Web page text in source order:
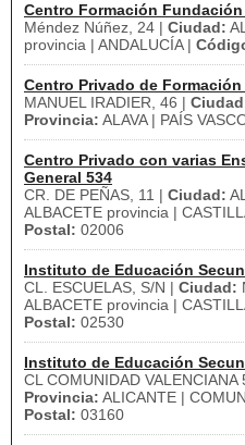
Centro Formación
Méndez Núñez, 24 | Ciudad:
provincia | ANDALUCÍA |
Centro Privado de
MANUEL IRADIER, 46 |
Provincia: ALAVA | PAÍS
Centro Privado con varias
General 534
CR. DE PEÑAS, 11 | Ciudad:
ALBACETE provincia |
Postal: 02006
Instituto de Educación
CL. ESCUELAS, S/N | Ciudad:
ALBACETE provincia |
Postal: 02530
Instituto de Educación
CL COMUNIDAD VALENCIANA
Provincia: ALICANTE |
Postal: 03160